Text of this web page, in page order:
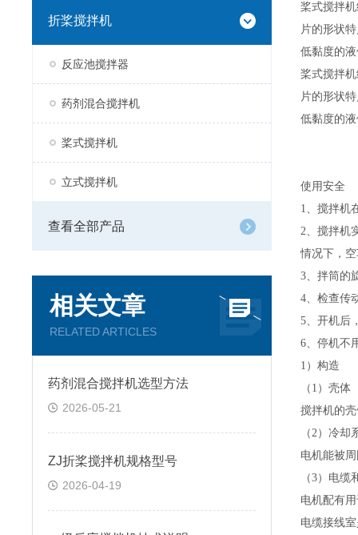
折桨搅拌机
反应池搅拌器
药剂混合搅拌机
桨式搅拌机
立式搅拌机
查看全部产品
相关文章
RELATED ARTICLES
药剂混合搅拌机选型方法
2026-05-21
ZJ折桨搅拌机规格型号
2026-04-19
桨式搅拌
片的形状
低黏度的
桨式搅拌
片的形状
低黏度的
使用安全
1、搅拌机
2、搅拌机
情况下，
3、拌筒的
4、检查传
5、开机后
6、停机不
1 ）构造
（ 1 ）壳体
搅拌机的
（2）冷却
电机能被
（3）电缆
电机配有
电缆接线